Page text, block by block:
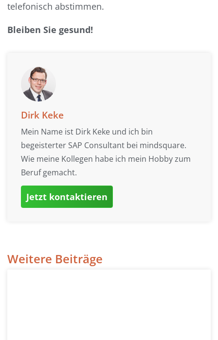
telefonisch abstimmen.
Bleiben Sie gesund!
Dirk Keke
Mein Name ist Dirk Keke und ich bin
begeisterter SAP Consultant bei mindsquare.
Wie meine Kollegen habe ich mein Hobby zum
Beruf gemacht.
Jetzt kontaktieren
Weitere Beiträge